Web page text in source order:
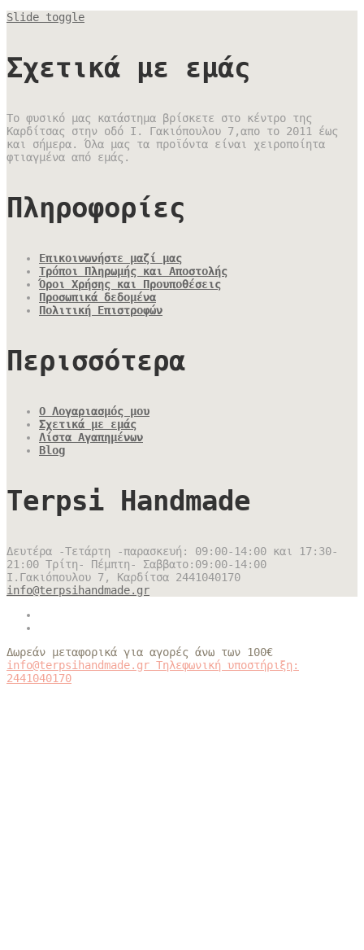
Slide toggle
Σχετικά με εμάς
Το φυσικό μας κατάστημα βρίσκετε στο κέντρο της
Καρδίτσας στην οδό Ι. Γακιόπουλου 7,απο το 2011 έως
και σήμερα. Όλα μας τα προϊόντα είναι χειροποίητα
φτιαγμένα από εμάς.
Πληροφορίες
Επικοινωνήστε μαζί μας
Τρόποι Πληρωμής και Αποστολής
Όροι Χρήσης και Προυποθέσεις
Προσωπικά δεδομένα
Πολιτική Επιστροφών
Περισσότερα
Ο Λογαριασμός μου
Σχετικά με εμάς
Λίστα Αγαπημένων
Blog
Terpsi Handmade
Δευτέρα -Τετάρτη -παρασκευή: 09:00-14:00 και 17:30-
21:00 Τρίτη- Πέμπτη- Σαββατο:09:00-14:00
Ι.Γακιόπουλου 7, Καρδίτσα 2441040170
info@terpsihandmade.gr
Δωρεάν μεταφορικά για αγορές άνω των 100€
info@terpsihandmade.gr Τηλεφωνική υποστήριξη:
2441040170